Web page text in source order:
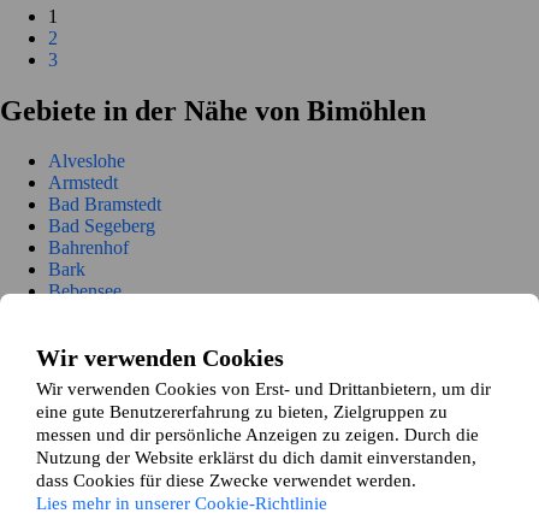
Wir verwenden Cookies
Wir verwenden Cookies von Erst- und Drittanbietern, um dir
eine gute Benutzererfahrung zu bieten, Zielgruppen zu
messen und dir persönliche Anzeigen zu zeigen. Durch die
Nutzung der Website erklärst du dich damit einverstanden,
dass Cookies für diese Zwecke verwendet werden.
Lies mehr in unserer Cookie-Richtlinie
1
2
3
Gebiete in der Nähe von Bimöhlen
Alveslohe
Armstedt
Bad Bramstedt
Bad Segeberg
Bahrenhof
Bark
Bebensee
Bornhöved
Bühnsdorf
Daldorf
Damsdorf
Dreggers
Ellerau
Fahrenkrug
Föhrden-Barl